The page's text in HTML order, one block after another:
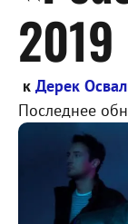
2019
к Дерек
Последнее